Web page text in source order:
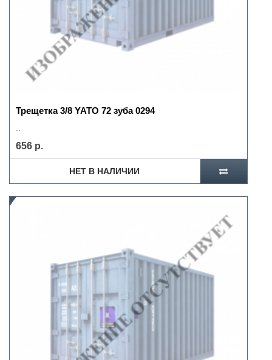
Трещетка 3/8 YATO 72 зуба 0294
656 р.
НЕТ В НАЛИЧИИ